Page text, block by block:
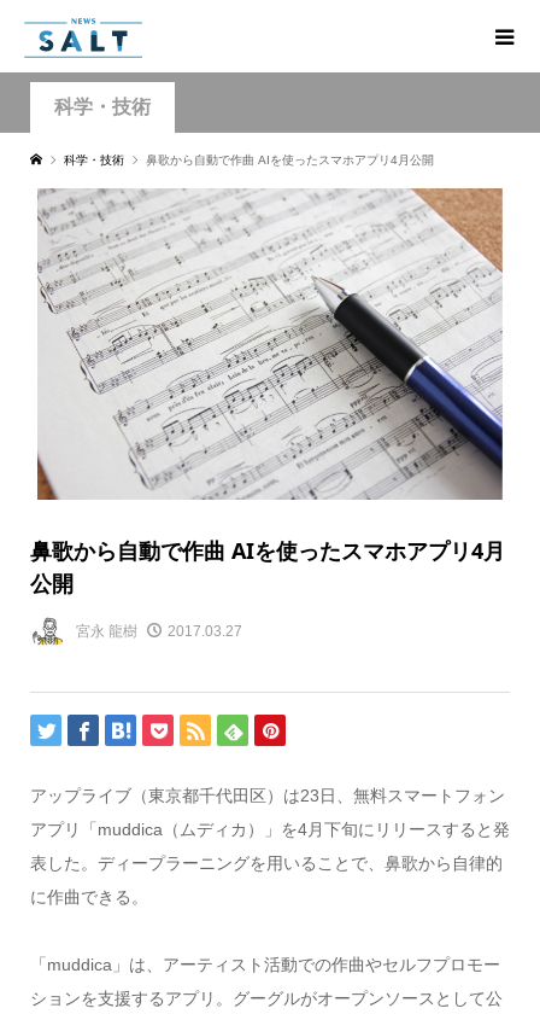
科学・技術
科学・技術 鼻歌から自動で作曲 AIを使ったスマホアプリ4月公開
鼻歌から自動で作曲 AIを使ったスマホアプリ4月
公開
宮永 龍樹 2017.03.27
アップライブ（東京都千代田区）は23日、無料スマートフォン
アプリ「muddica（ムディカ）」を4月下旬にリリースすると発
表した。ディープラーニングを用いることで、鼻歌から自律的
に作曲できる。
「muddica」は、アーティスト活動での作曲やセルフプロモー
ションを支援するアプリ。グーグルがオープンソースとして公